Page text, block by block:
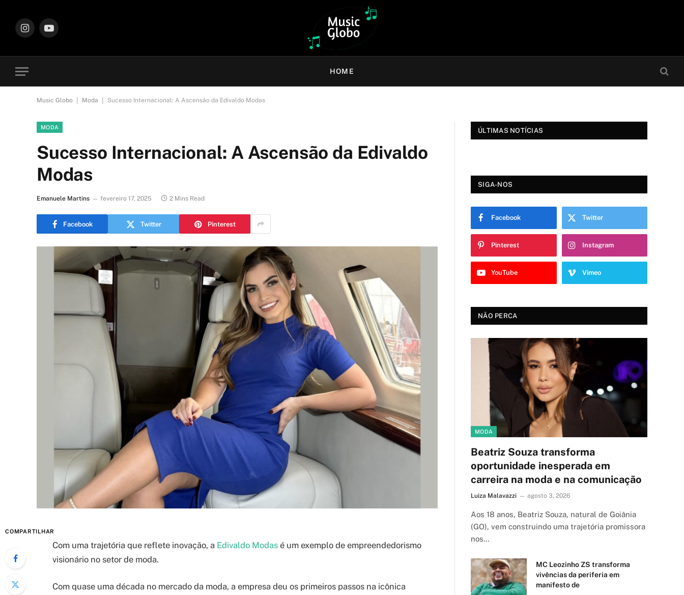
InstagramYouTube
HOME
Music Globo Moda Sucesso Internacional: A Ascensão da Edivaldo Modas
MODA
Sucesso Internacional: A Ascensão da Edivaldo
Modas
Emanuele Martins fevereiro 17, 2025 2 Mins Read
Facebook Twitter Pinterest
COMPARTILHAR
Com uma trajetória que reflete inovação, a Edivaldo Modas é um exemplo de empreendedorismo
visionário no setor de moda.
Com quase uma década no mercado da moda, a empresa deu os primeiros passos na icônica
ÚLTIMAS NOTÍCIAS
SIGA-NOS
Facebook Twitter
Pinterest Instagram
YouTube Vimeo
NÃO PERCA
MODA
Beatriz Souza transforma
oportunidade inesperada em
carreira na moda e na comunicação
Luiza Malavazzi agosto 3, 2026
Aos 18 anos, Beatriz Souza, natural de Goiânia
(GO), vem construindo uma trajetória promissora
nos…
MC Leozinho ZS transforma
vivências da periferia em
manifesto de